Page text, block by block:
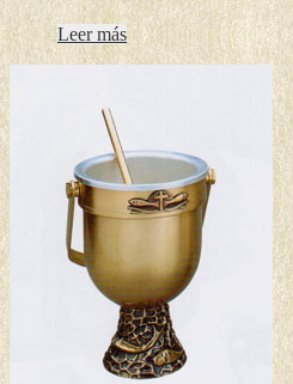
Leer más